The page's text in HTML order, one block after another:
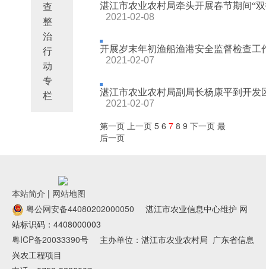
查
整
治
行
动
专
栏
湛江市农业农村局牵头开展春节期间“
2021-02-08
开展岁末年初渔船渔港安全监督检查工
2021-02-07
湛江市农业农村局副局长杨康平到开发
2021-02-07
第一页上一页56789下一页最
后一页
本站简介 | 网站地图
粤公网安备44080202000050
湛江市农业信息中心维护 网
站标识码：4408000003
粤ICP备20033390号
主办单位：湛江市农业农村局 广东省信息
兴农工程项目